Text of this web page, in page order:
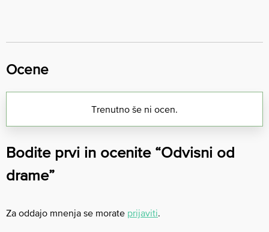
Ocene
Trenutno še ni ocen.
Bodite prvi in ocenite “Odvisni od
drame”
Za oddajo mnenja se morate prijaviti.